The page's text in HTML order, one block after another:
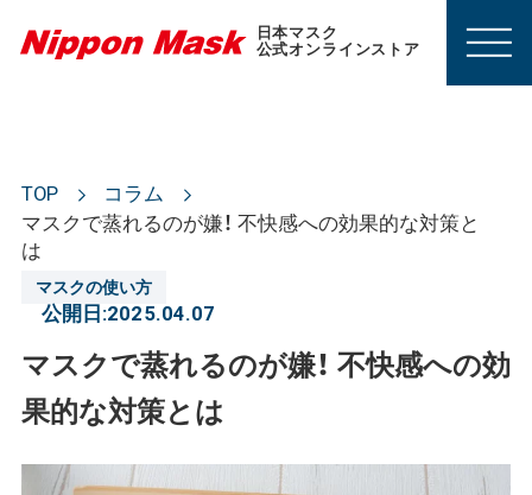
日本マスク
公式オンラインストア
TOP
コラム
マスクで蒸れるのが嫌！ 不快感への効果的な対策と
は
マスクの使い方
公開日:2025.04.07
マスクで蒸れるのが嫌！ 不快感への効
果的な対策とは